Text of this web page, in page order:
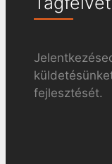
fejlesztését.